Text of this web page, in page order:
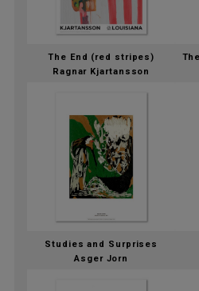
The End (red stripes)
Ragnar Kjartansson
Studies and Surprises
Asger Jorn